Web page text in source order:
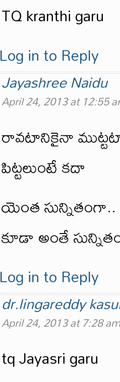
TQ kranthi garu
Log in to Reply
Jayashree Naidu
April 24, 2013 at 12:55
రావటానికైనా
పిట్టలుంటే కదా
యెంత సున్నితంగా..
కూడా అంతే
Log in to Reply
dr.lingareddy
April 24, 2013 at 7:28 am
tq Jayasri garu